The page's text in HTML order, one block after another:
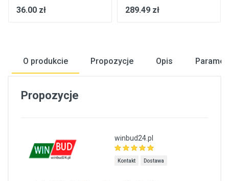
36.00 zł 289.49 zł
O produkcie Propozycje Opis
Propozycje
winbud24.pl
Kontakt Dostawa